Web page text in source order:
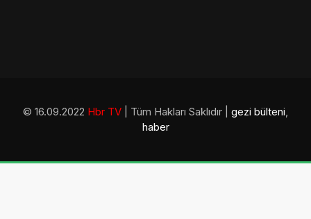
© 16.09.2022 Hbr TV | Tüm Hakları Saklıdır | gezi bülteni
haber